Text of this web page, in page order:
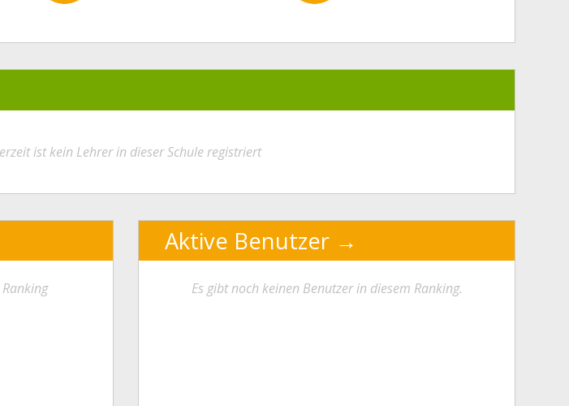
ist kein Lehrer in dieser Schule registriert
Aktive Benutzer
Es gibt noch keinen Benutzer in diesem Ranking.